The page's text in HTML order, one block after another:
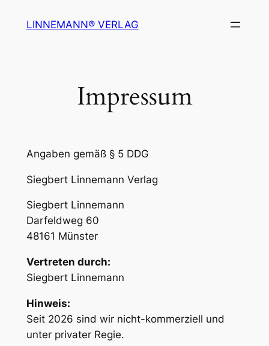
InhaltLINNEMANN® VERLAG
Impressum
Angaben gemäß § 5 DDG
Siegbert Linnemann Verlag
Siegbert Linnemann
Darfeldweg 60
48161 Münster
Vertreten durch:
Siegbert Linnemann
Hinweis:
Seit 2026 sind wir nicht-kommerziell und
unter privater Regie.